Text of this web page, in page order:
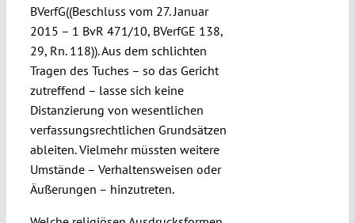
BVerfG((Beschluss vom 27. Januar
2015 – 1 BvR 471/10, BVerfGE 138,
29, Rn. 118)). Aus dem schlichten
Tragen des Tuches – so das Gericht
zutreffend – lasse sich keine
Distanzierung von wesentlichen
verfassungsrechtlichen Grundsätzen
ableiten. Vielmehr müssten weitere
Umstände – Verhaltensweisen oder
Äußerungen – hinzutreten.